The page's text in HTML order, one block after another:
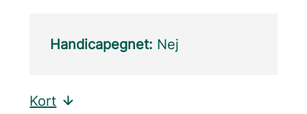
Handicapegnet: Nej
Kort